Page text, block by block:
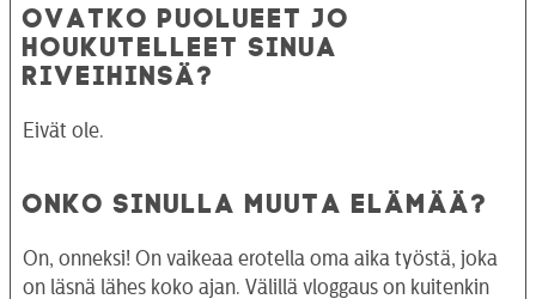
OVATKO PUOLUEET JO
HOUKUTELLEET SINUA
RIVEIHINSÄ?
Eivät ole.
ONKO SINULLA MUUTA ELÄMÄÄ?
On, onneksi! On vaikeaa erotella oma aika työstä, joka
on läsnä lähes koko ajan. Välillä vloggaus on kuitenkin